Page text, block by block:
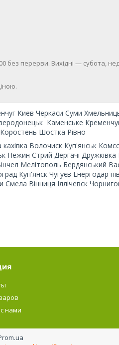
без перерви. Вихідні — субота,
Киев Черкаси Суми
Каменське Кременчуг
Шостка Рівно
Волочиск Куп'янськ
Нежин Стрий Дергачі Дружківка
Мелітополь Бердянський
Куп'янск Чугуєв Енергодар
Вінниця Іллічевск
нами